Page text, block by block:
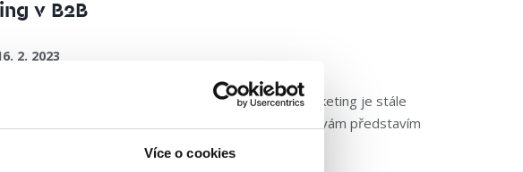
Více o cookies
v B2B
2. 2023
modelů a v B2B to platí dvojnásob. Lead marketing je stále
generování a sběru leadů. V tomto článku vám představím
lead marketing a zvýšit...
Číst dále »